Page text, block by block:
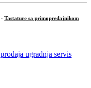
- Tastature sa primopredajnikom